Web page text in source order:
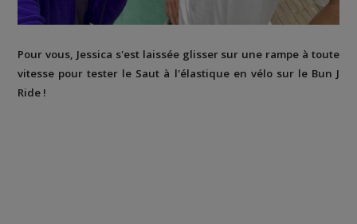
Pour vous, Jessica s'est laissée glisser sur une rampe à toute
vitesse pour tester le Saut à l'élastique en vélo sur le Bun J
Ride !